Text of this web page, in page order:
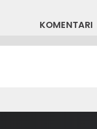
KOMENTARI